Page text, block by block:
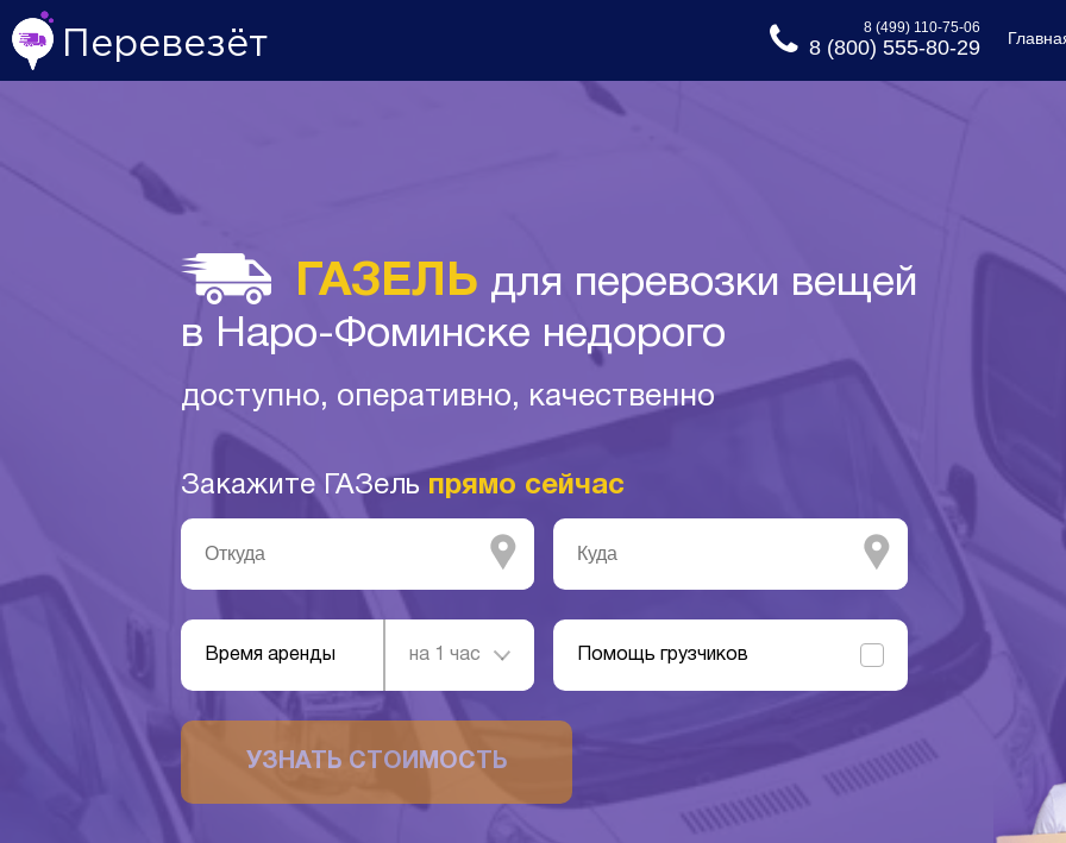
Перевезёт
8 (499) 110-75-06
8 (800) 555-80-29
ГАЗЕЛЬ для перевозки вещей
в Наро-Фоминске недорого
доступно, оперативно, качественно
Закажите ГАЗель прямо сейчас
Время аренды на 1 час Помощь грузчиков
УЗНАТЬ СТОИМОСТЬ